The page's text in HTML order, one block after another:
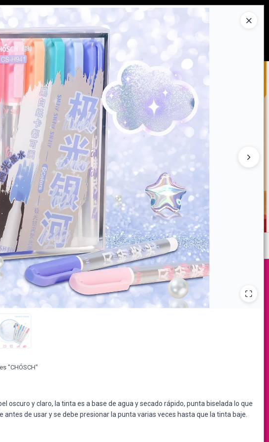
"CHÓSCH"
oscuro y claro, la tinta es a base de agua y secado rápido, punta biselada lo que
de usar y se debe presionar la punta varias veces hasta que la tinta baje.
CÓMO COMPRAR QUIÉNES SOMOS